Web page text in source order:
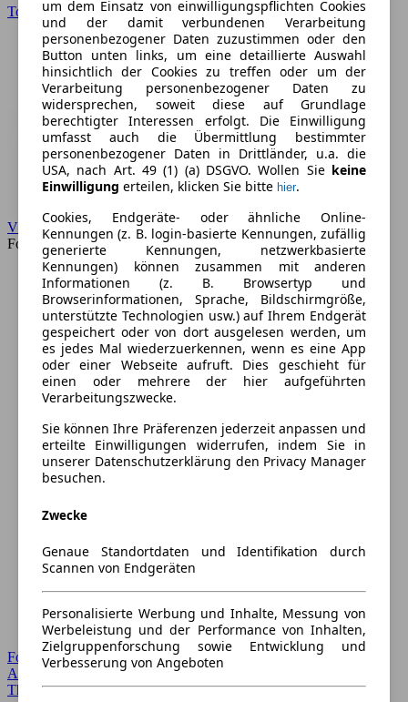
Toyota
VW
Forum
Forum Startseite
Alle Auto-Foren
Themen-Forum
um dem Einsatz von einwilligungspflichten Cookies
und der damit verbundenen Verarbeitung
personenbezogener Daten zuzustimmen oder den
Button unten links, um eine detaillierte Auswahl
hinsichtlich der Cookies zu treffen oder um der
Verarbeitung personenbezogener Daten zu
widersprechen, soweit diese auf Grundlage
berechtigter Interessen erfolgt. Die Einwilligung
umfasst auch die Übermittlung bestimmter
personenbezogener Daten in Drittländer, u.a. die
USA, nach Art. 49 (1) (a) DSGVO. Wollen Sie keine
Einwilligung erteilen, klicken Sie bitte hier.
Cookies, Endgeräte- oder ähnliche Online-
Kennungen (z. B. login-basierte Kennungen, zufällig
generierte Kennungen, netzwerkbasierte
Kennungen) können zusammen mit anderen
Informationen (z. B. Browsertyp und
Browserinformationen, Sprache, Bildschirmgröße,
unterstützte Technologien usw.) auf Ihrem Endgerät
gespeichert oder von dort ausgelesen werden, um
es jedes Mal wiederzuerkennen, wenn es eine App
oder einer Webseite aufruft. Dies geschieht für
einen oder mehrere der hier aufgeführten
Verarbeitungszwecke.
Sie können Ihre Präferenzen jederzeit anpassen und
erteilte Einwilligungen widerrufen, indem Sie in
unserer Datenschutzerklärung den Privacy Manager
besuchen.
Zwecke
Genaue Standortdaten und Identifikation durch
Scannen von Endgeräten
Personalisierte Werbung und Inhalte, Messung von
Werbeleistung und der Performance von Inhalten,
Zielgruppenforschung sowie Entwicklung und
Verbesserung von Angeboten